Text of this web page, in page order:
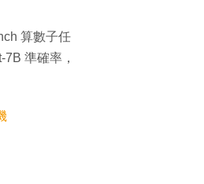
算數子任
準確率，